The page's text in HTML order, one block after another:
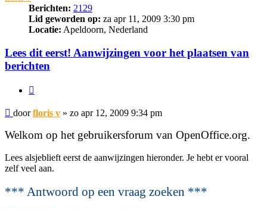
Berichten: 2129
Lid geworden op: za apr 11, 2009 3:30 pm
Locatie: Apeldoorn, Nederland
Lees dit eerst! Aanwijzingen voor het plaatsen van
berichten
Bericht
doorfloris v » zo apr 12, 2009 9:34 pm
Welkom op het gebruikersforum van OpenOffice.org.
Lees alsjeblieft eerst de aanwijzingen hieronder. Je hebt er vooral
zelf veel aan.
*** Antwoord op een vraag zoeken ***